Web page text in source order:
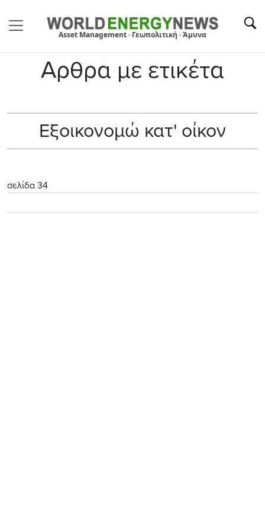
Asset Management · Γεωπολιτική · Άμυνα
Αρθρα με ετικέτα
Εξοικονομώ κατ' οίκον
σελίδα 34